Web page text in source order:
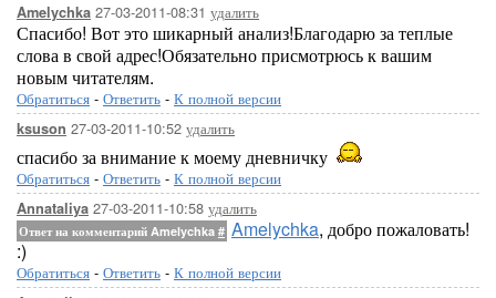
Amelychka 27-03-2011-08:31 удалить
Спасибо! Вот это шикарный анализ!Благодарю за теплые
слова в свой адрес!Обязательно присмотрюсь к вашим
новым читателям.
Обратиться - Ответить - К полной версии
ksuson 27-03-2011-10:52 удалить
спасибо за внимание к моему дневничку
Обратиться - Ответить - К полной версии
Annataliya 27-03-2011-10:58 удалить
Ответ на комментарий Amelychka # Amelychka, добро пожаловать!
:)
Обратиться - Ответить - К полной версии